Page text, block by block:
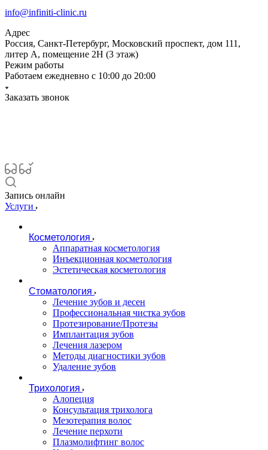
info@infiniti-clinic.ru
Адрес
Россия, Санкт-Петербург, Московский проспект, дом 111,
литер А, помещение 2Н (3 этаж)
Режим работы
Работаем ежедневно с 10:00 до 20:00
Заказать звонок
Запись онлайн
Услуги
Косметология
Аппаратная косметология
Инъекционная косметология
Эстетическая косметология
Стоматология
Лечение зубов и десен
Профессиональная чистка зубов
Протезирование/Протезы
Имплантация зубов
Лечения лазером
Методы диагностики зубов
Удаление зубов
Трихология
Алопеция
Консультация трихолога
Мезотерапия волос
Лечение перхоти
Плазмолифтинг волос